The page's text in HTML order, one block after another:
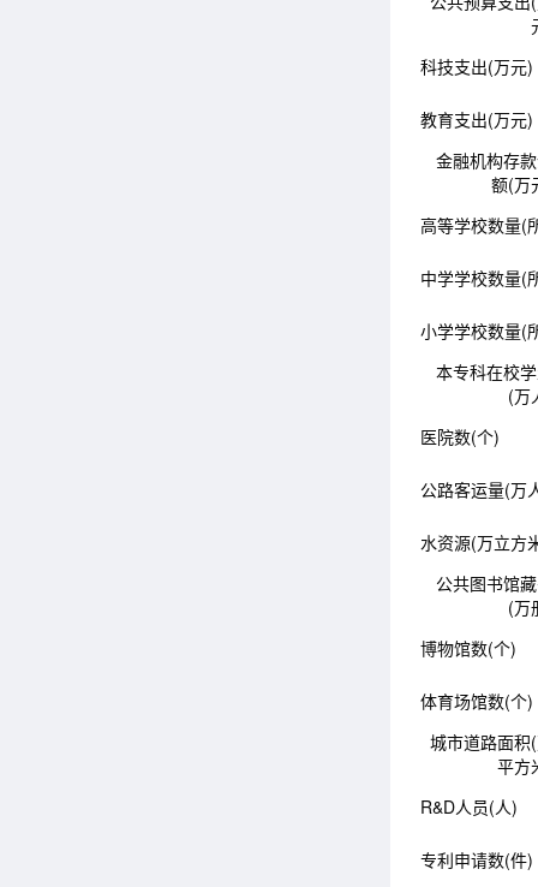
科技支出(万元)
教育支出(万元)
金融机构存
额(万
高等学校数量(
中学学校数量(
小学学校数量(
本专科在校
(万
医院数(个)
公路客运量(万
水资源(万立方
公共图书馆
(万
博物馆数(个)
体育场馆数(个)
城市道路面积
平方
R&D人员(人)
专利申请数(件)